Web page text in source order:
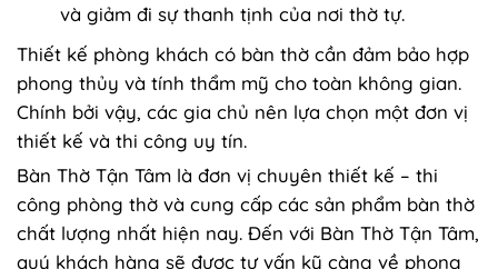
và giảm đi sự thanh tịnh của nơi thờ tự.
Thiết kế phòng khách có bàn thờ cần đảm bảo hợp
phong thủy và tính thẩm mỹ cho toàn không gian.
Chính bởi vậy, các gia chủ nên lựa chọn một đơn vị
thiết kế và thi công uy tín.
Bàn Thờ Tận Tâm là đơn vị chuyên thiết kế – thi
công phòng thờ và cung cấp các sản phẩm bàn thờ
chất lượng nhất hiện nay. Đến với Bàn Thờ Tận Tâm,
quý khách hàng sẽ được tư vấn kỹ càng về phong